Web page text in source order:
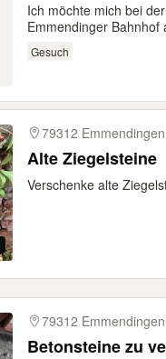
Ich möchte mich bei
Emmendinger Bahnhof
Gesuch
79312 Emmendingen
Alte Ziegelsteine
Verschenke alte
79312 Emmendingen
Betonsteine zu